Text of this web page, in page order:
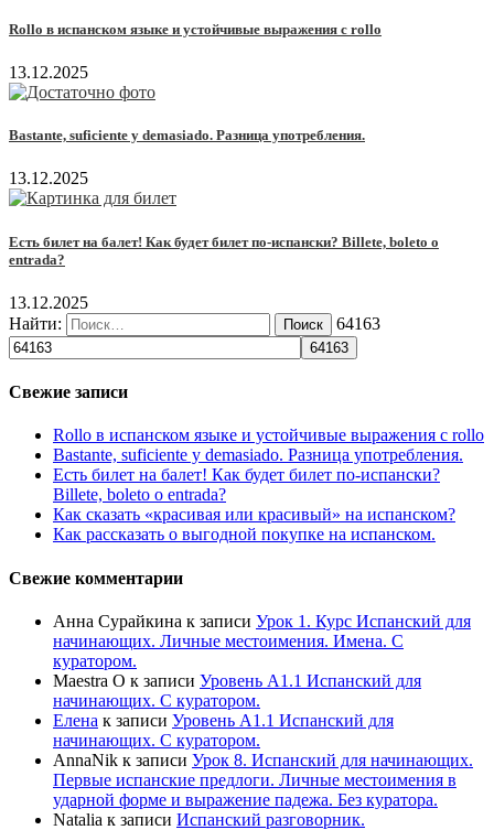
Rollo в испанском языке и устойчивые выражения с rollo
13.12.2025
Bastante, suficiente y demasiado. Разница употребления.
13.12.2025
Есть билет на балет! Как будет билет по-испански? Billete, boleto o
entrada?
13.12.2025
Найти:
64163
Свежие записи
Rollo в испанском языке и устойчивые выражения с rollo
Bastante, suficiente y demasiado. Разница употребления.
Есть билет на балет! Как будет билет по-испански?
Billete, boleto o entrada?
Как сказать «красивая или красивый» на испанском?
Как рассказать о выгодной покупке на испанском.
Свежие комментарии
Анна Сурайкина к записи Урок 1. Курс Испанский для
начинающих. Личные местоимения. Имена. С
куратором.
Maestra O к записи Уровень А1.1 Испанский для
начинающих. С куратором.
Елена к записи Уровень А1.1 Испанский для
начинающих. С куратором.
AnnaNik к записи Урок 8. Испанский для начинающих.
Первые испанские предлоги. Личные местоимения в
ударной форме и выражение падежа. Без куратора.
Natalia к записи Испанский разговорник.